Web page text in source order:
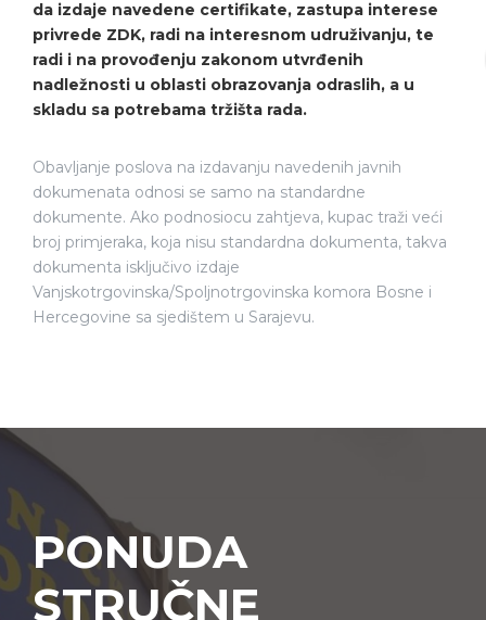
da izdaje navedene certifikate, zastupa interese
privrede ZDK, radi na interesnom udruživanju, te
radi i na provođenju zakonom utvrđenih
nadležnosti u oblasti obrazovanja odraslih, a u
skladu sa potrebama tržišta rada.
Obavljanje poslova na izdavanju navedenih javnih
dokumenata odnosi se samo na standardne
dokumente. Ako podnosiocu zahtjeva, kupac traži veći
broj primjeraka, koja nisu standardna dokumenta, takva
dokumenta isključivo izdaje
Vanjskotrgovinska/Spoljnotrgovinska komora Bosne i
Hercegovine sa sjedištem u Sarajevu.
PONUDA
STRUČNE